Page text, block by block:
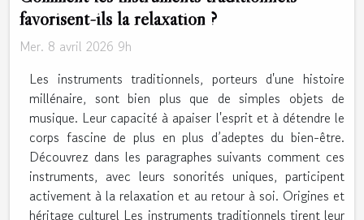
favorisent-ils la relaxation ?
Mer. 8 avril 2026 9h
Les instruments traditionnels, porteurs d'une histoire
millénaire, sont bien plus que de simples objets de
musique. Leur capacité à apaiser l'esprit et à détendre le
corps fascine de plus en plus d’adeptes du bien-être.
Découvrez dans les paragraphes suivants comment ces
instruments, avec leurs sonorités uniques, participent
activement à la relaxation et au retour à soi. Origines et
héritage culturel Les instruments traditionnels tirent leur